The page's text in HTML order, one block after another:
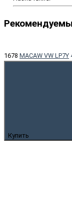
1678 MACAW VW LP7Y
Купить